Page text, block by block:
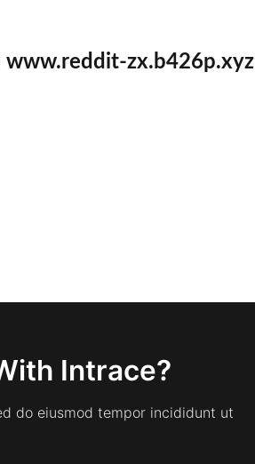
www.reddit-zx.b426p.xyz
Intrace?
do eiusmod tempor incididunt ut